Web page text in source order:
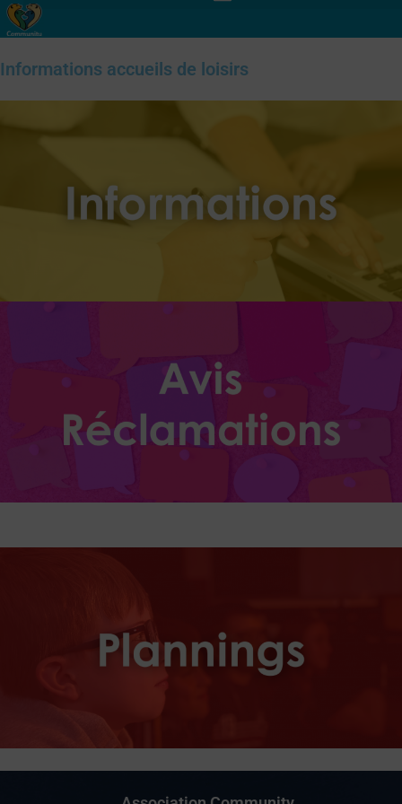
Informations accueils de loisirs